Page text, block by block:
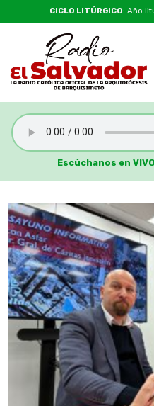
CICLO LITÚRGICO: Año
Escúchanos en